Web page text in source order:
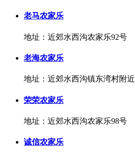
老马农家乐
地址：近郊水西沟农家乐92号
老海农家乐
地址：近郊水西沟镇东湾村附近
荣荣农家乐
地址：近郊水西沟农家乐98号
诚信农家乐